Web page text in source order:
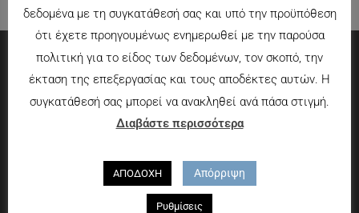
Πληροφορίες
Τρόποι πληρωμής
Πολιτική επιστροφών
Που θα μας βρείτε
δεδομένα με τη συγκατάθεσή σας και υπό την προϋπόθεση
ότι έχετε προηγουμένως ενημερωθεί με την παρούσα
πολιτική για το είδος των δεδομένων, τον σκοπό, την
έκταση της επεξεργασίας και τους αποδέκτες αυτών. Η
συγκατάθεσή σας μπορεί να ανακληθεί ανά πάσα στιγμή.
Διαβάστε περισσότερα
ΑΠΟΔΟΧΗ Απόρριψη
Ρυθμίσεις